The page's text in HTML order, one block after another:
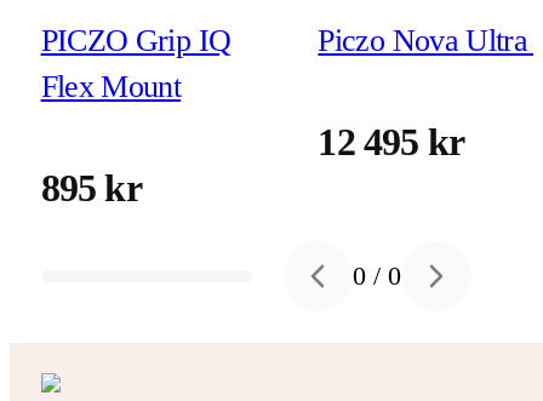
PICZO Grip IQ
Flex Mount
895 kr
Piczo Nova Ultra
12 495 kr
Previous slide
0 /0 Next slide